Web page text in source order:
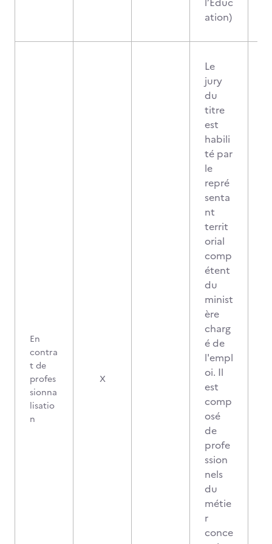
ation)
En
contra
t de
profes
sionna
lisatio
n
X
Le
jury
du
titre
est
habili
té par
le
repré
senta
nt
territ
orial
comp
étent
du
minist
ère
charg
é de
l'empl
oi. Il
est
comp
osé
de
profe
ssion
nels
du
métie
r
conce